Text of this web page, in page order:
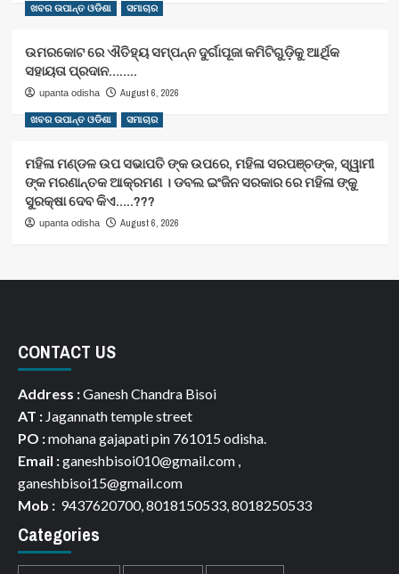
ଖବର ଉପାନ୍ତ ଓଡିଶା ସମାଚାର
ଉମରକୋଟ ରେ ଐତିହ୍ୟ ସମ୍ପନ୍ନ ଦୁର୍ଗାପୂଜା କମିଟିଗୁଡ଼ିକୁ ଆର୍ଥିକ
ସହାୟତା ପ୍ରଦାନ……..
upanta odisha August 6, 2026
ଖବର ଉପାନ୍ତ ଓଡିଶା ସମାଚାର
ମହିଳା ମଣ୍ଡଳ ଉପ ସଭାପତି ଙ୍କ ଉପରେ, ମହିଳା ସରପଞ୍ଚଙ୍କ, ସ୍ୱାମୀ
ଙ୍କ ମରଣାନ୍ତକ ଆକ୍ରମଣ । ଡବଲ ଇଂଜିନ ସରକାର ରେ ମହିଳା ଙ୍କୁ
ସୁରକ୍ଷା ଦେବ କିଏ…..???
upanta odisha August 6, 2026
CONTACT US
Address :Ganesh Chandra Bisoi
AT : Jagannath temple street
PO :mohana gajapati pin 761015 odisha.
Email :ganeshbisoi010@gmail.com ,
ganeshbisoi15@gmail.com
Mob : 9437620700, 8018150533, 8018250533
Categories